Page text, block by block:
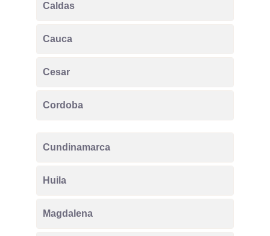
Caldas
Cauca
Cesar
Cordoba
Cundinamarca
Huila
Magdalena